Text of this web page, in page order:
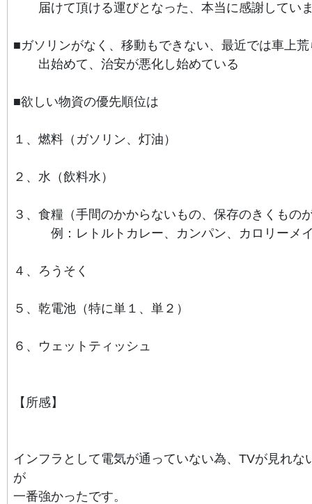
届けて頂ける運びとなった、本当に感謝してい
■ガソリンがなく、移動もできない、 最近では車上
出始めて、治安が悪化し始めている
■欲しい物資の優先順位は
１、燃料（ガソリン、灯油）
２、水（飲料水）
３、食糧（手間のかからないもの、保存のきくもの
例： レトルトカレー、カンパン、カロリーメ
４、ろうそく
５、乾電池（特に単１、単２）
６、ウェットティッシュ
【所感】
インフラとして電気が通っていない為、 TVが見れな
が
一番強かったです。